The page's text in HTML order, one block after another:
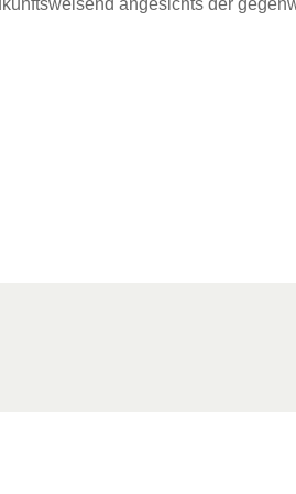
angesichts der